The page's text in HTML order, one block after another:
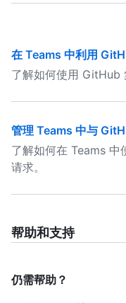
在 Teams 中利用
了解如何使用 GitHub
管理 Teams 中与
了解如何在 Teams
请求。
帮助和支持
仍需帮助？